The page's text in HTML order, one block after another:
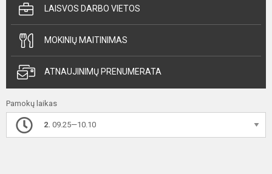
LAISVOS DARBO VIETOS
MOKINIŲ MAITINIMAS
ATNAUJINIMŲ PRENUMERATA
Pamokų laikas
2. 09.25—10.10